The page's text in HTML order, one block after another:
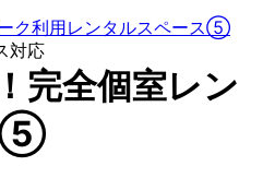
ク利用レンタルスペース⑤
対応
完全個室レン
⑤